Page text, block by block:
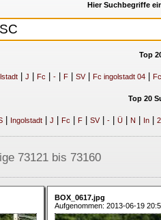
Hier Suchbegriffe
Top
| J Fc -| F| SV| Fc ingolstadt 04|
Top 20
| Ingolstadt| J Fc F| SV| -| Ü| N In| 2
73121 bis 73160
BOX_0617.jpg
Aufgenommen: 2013-06-19